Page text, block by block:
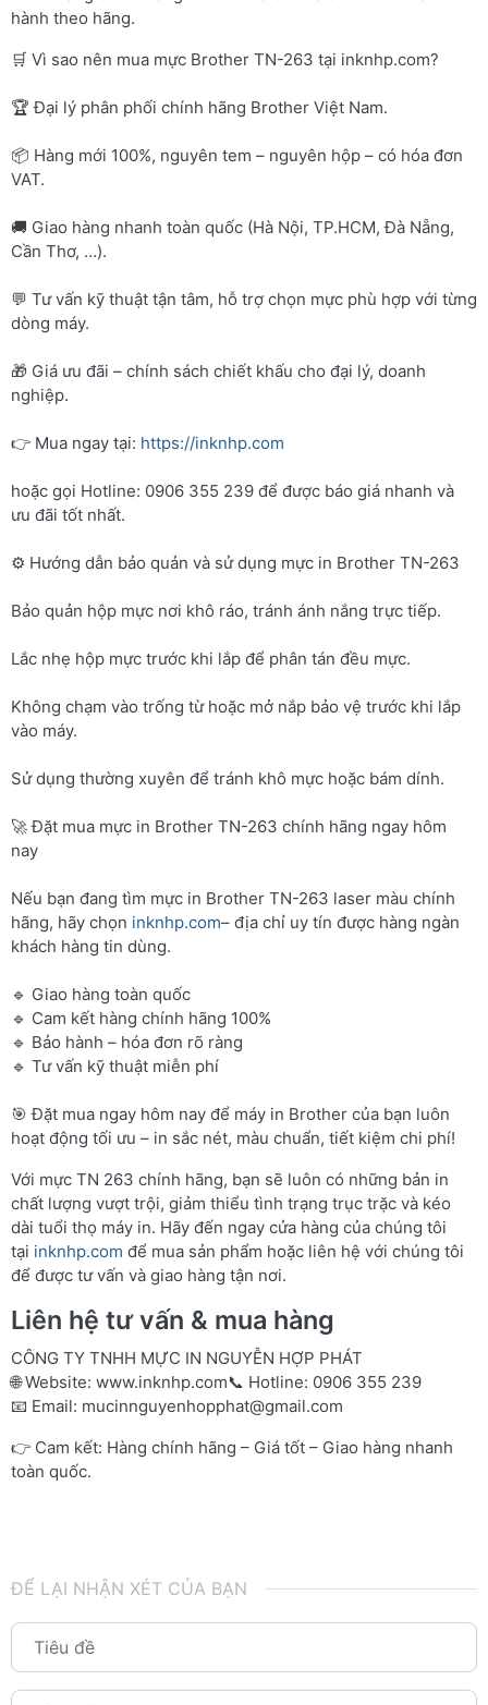
hành theo hãng.
🛒 Vì sao nên mua mực Brother TN-263 tại inknhp.com?
🏆 Đại lý phân phối chính hãng Brother Việt Nam.
📦 Hàng mới 100%, nguyên tem – nguyên hộp – có hóa đơn
VAT.
🚚 Giao hàng nhanh toàn quốc (Hà Nội, TP.HCM, Đà Nẵng,
Cần Thơ, …).
💬 Tư vấn kỹ thuật tận tâm, hỗ trợ chọn mực phù hợp với từng
dòng máy.
🎁 Giá ưu đãi – chính sách chiết khấu cho đại lý, doanh
nghiệp.
👉 Mua ngay tại: https://inknhp.com
hoặc gọi Hotline: 0906 355 239 để được báo giá nhanh và
ưu đãi tốt nhất.
⚙️ Hướng dẫn bảo quản và sử dụng mực in Brother TN-263
Bảo quản hộp mực nơi khô ráo, tránh ánh nắng trực tiếp.
Lắc nhẹ hộp mực trước khi lắp để phân tán đều mực.
Không chạm vào trống từ hoặc mở nắp bảo vệ trước khi lắp
vào máy.
Sử dụng thường xuyên để tránh khô mực hoặc bám dính.
🚀 Đặt mua mực in Brother TN-263 chính hãng ngay hôm
nay
Nếu bạn đang tìm mực in Brother TN-263 laser màu chính
hãng, hãy chọn inknhp.com– địa chỉ uy tín được hàng ngàn
khách hàng tin dùng.
🔹 Giao hàng toàn quốc
🔹 Cam kết hàng chính hãng 100%
🔹 Bảo hành – hóa đơn rõ ràng
🔹 Tư vấn kỹ thuật miễn phí
🎯 Đặt mua ngay hôm nay để máy in Brother của bạn luôn
hoạt động tối ưu – in sắc nét, màu chuẩn, tiết kiệm chi phí!
Với mực TN 263 chính hãng, bạn sẽ luôn có những bản in
chất lượng vượt trội, giảm thiểu tình trạng trục trặc và kéo
dài tuổi thọ máy in. Hãy đến ngay cửa hàng của chúng tôi
tại inknhp.com để mua sản phẩm hoặc liên hệ với chúng tôi
để được tư vấn và giao hàng tận nơi.
Liên hệ tư vấn & mua hàng
CÔNG TY TNHH MỰC IN NGUYỄN HỢP PHÁT
🌐 Website: www.inknhp.com📞 Hotline: 0906 355 239
📧 Email: mucinnguyenhopphat@gmail.com
👉 Cam kết: Hàng chính hãng – Giá tốt – Giao hàng nhanh
toàn quốc.
ĐỂ LẠI NHẬN XÉT CỦA BẠN